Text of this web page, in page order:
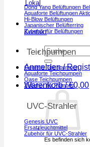
Lokal
Kontakt
Suchen
nach:
Anmelden /
Warenkorb /€0,00
Es befinden sich
Dong Yang Belüftungen
Aquaforte Belüftungen
Hi-Blow Belüftungen
Japanischer Belüfterring
Zubehör für Belüftungen
Teichpumpen
Genesis Teichpumpen
Aquaforte Teichpumpen
Oase Teichpumpen
Zubehör für Pumpen
UVC-Strahler
Genesis UVC
Ersatzleuchtmittel
Zubehör für UVC-Strahler